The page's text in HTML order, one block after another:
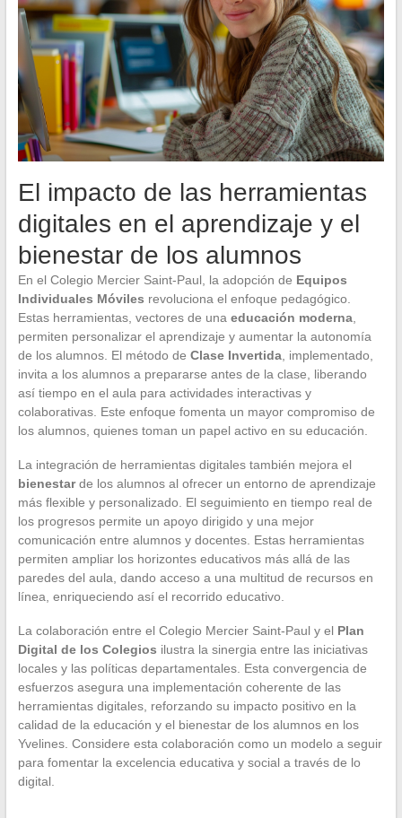
El impacto de las herramientas
digitales en el aprendizaje y el
bienestar de los alumnos
En el Colegio Mercier Saint-Paul, la adopción de Equipos
Individuales Móviles revoluciona el enfoque pedagógico.
Estas herramientas, vectores de una educación moderna,
permiten personalizar el aprendizaje y aumentar la autonomía
de los alumnos. El método de Clase Invertida, implementado,
invita a los alumnos a prepararse antes de la clase, liberando
así tiempo en el aula para actividades interactivas y
colaborativas. Este enfoque fomenta un mayor compromiso de
los alumnos, quienes toman un papel activo en su educación.
La integración de herramientas digitales también mejora el
bienestarde los alumnos al ofrecer un entorno de aprendizaje
más flexible y personalizado. El seguimiento en tiempo real de
los progresos permite un apoyo dirigido y una mejor
comunicación entre alumnos y docentes. Estas herramientas
permiten ampliar los horizontes educativos más allá de las
paredes del aula, dando acceso a una multitud de recursos en
línea, enriqueciendo así el recorrido educativo.
La colaboración entre el Colegio Mercier Saint-Paul y el Plan
Digital de los Colegios ilustra la sinergia entre las iniciativas
locales y las políticas departamentales. Esta convergencia de
esfuerzos asegura una implementación coherente de las
herramientas digitales, reforzando su impacto positivo en la
calidad de la educación y el bienestar de los alumnos en los
Yvelines. Considere esta colaboración como un modelo a seguir
para fomentar la excelencia educativa y social a través de lo
digital.